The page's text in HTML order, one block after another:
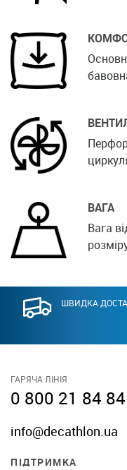
ВАГА
Вага
ШВИДКА
ГАРЯЧА ЛІНІЯ
0 800 21 84 84
info@decathlon.ua
ПІДТРИМКА